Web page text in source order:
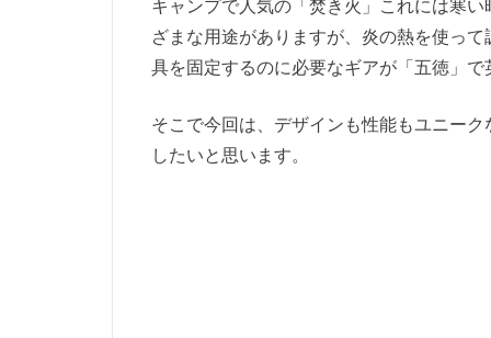
キャンプで人気の「焚き火」これには寒
ざまな用途がありますが、炎の熱を使っ
具を固定するのに必要なギアが「五徳」
そこで今回は、デザインも性能もユニー
したいと思います。